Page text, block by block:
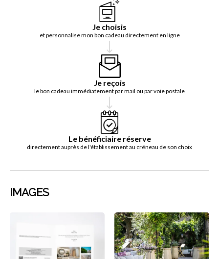
Je choisis
et personnalise mon bon cadeau directement en ligne
Je reçois
le bon cadeau immédiatement par mail ou par voie postale
Le bénéficiaire réserve
directement auprès de l'établissement au créneau de son choix
IMAGES